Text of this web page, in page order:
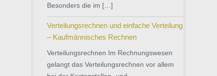
Besonders die im […]
Verteilungsrechnen und einfache Verteilung
– Kaufmännisches Rechnen
Verteilungsrechnen Im Rechnungswesen
gelangt das Verteilungsrechnen vor allem